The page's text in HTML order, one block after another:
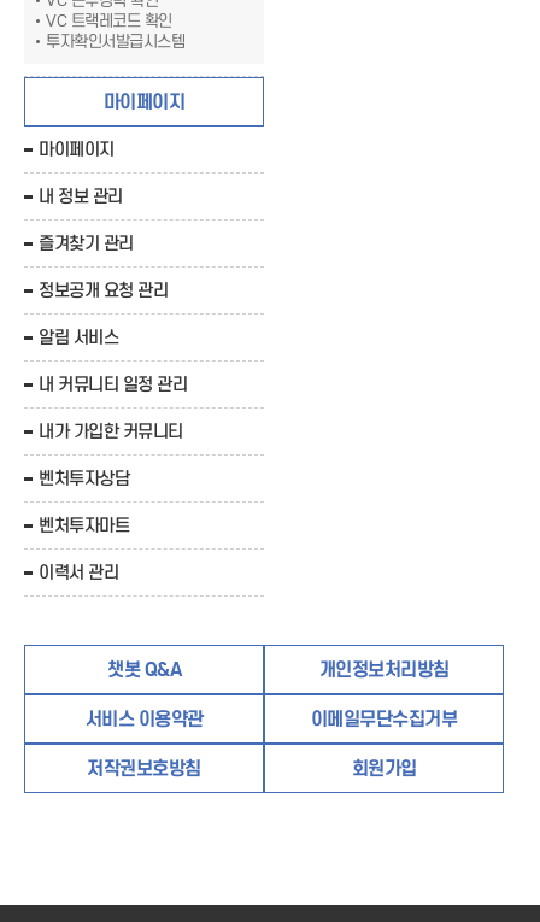
VC 트랙레코드 확인
투자확인서발급시스템
마이페이지
마이페이지
내 정보 관리
즐겨찾기 관리
정보공개 요청 관리
알림 서비스
내 커뮤니티 일정 관리
내가 가입한 커뮤니티
벤처투자상담
벤처투자마트
이력서 관리
챗봇 Q&A 개인정보처리방침
서비스 이용약관 이메일무단수집거부
저작권보호방침 회원가입